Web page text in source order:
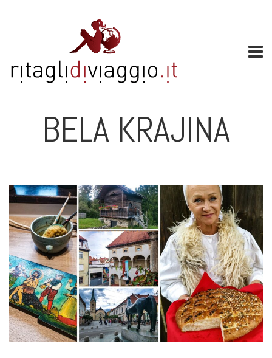
BELA KRAJINA